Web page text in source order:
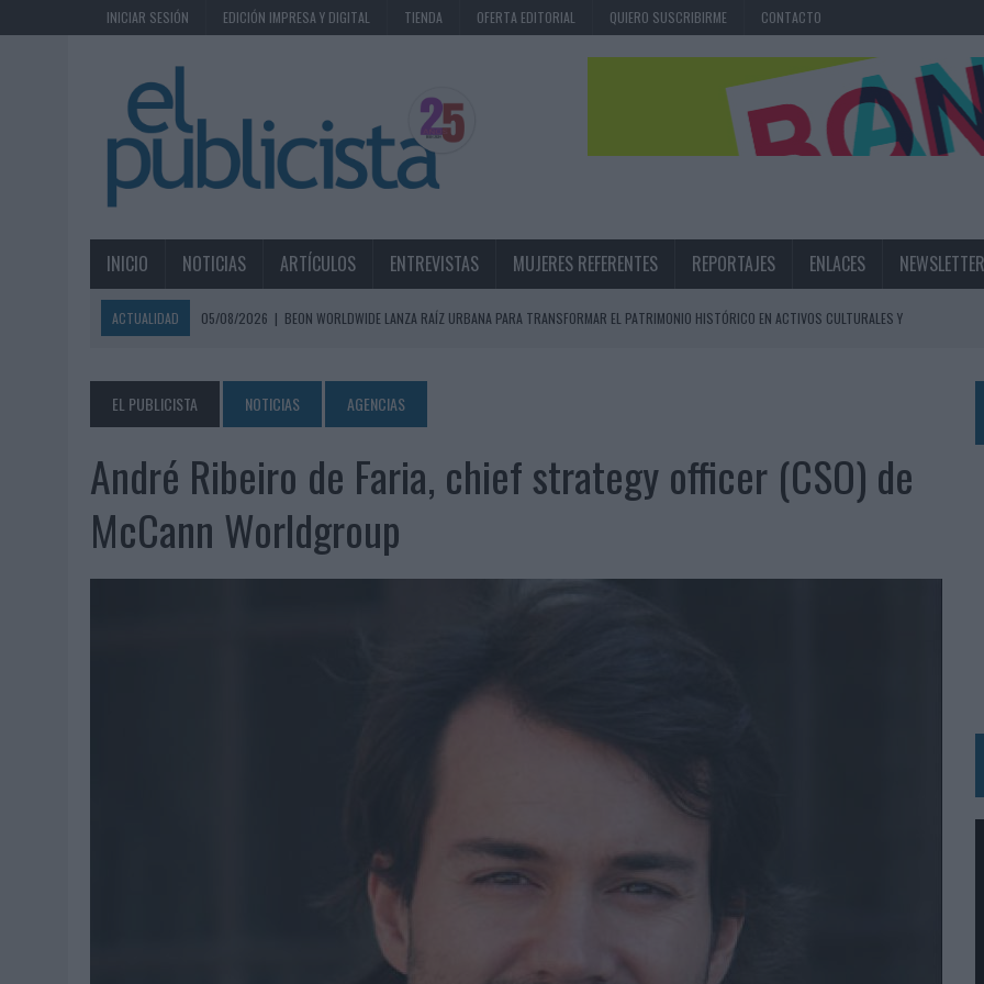
INICIAR SESIÓN EDICIÓN IMPRESA Y DIGITAL TIENDA OFERTA EDITORIAL QUIERO SUSCRIBIRME CONTACTO
INICIO NOTICIAS ARTÍCULOS ENTREVISTAS MUJERES REFERENTES REPORTAJES ENLACES NEWSLETTER
ACTUALIDAD 05/08/2026 | BEON WORLDWIDE LANZA RAÍZ URBANA PARA TRANSFORMAR EL PATRIMONIO HISTÓRICO EN ACTIVOS CULTURALES Y
05/08/2026 | LOPESAN HOTELS & RESORTS ACERCA EL PARAÍSO CANARIO EN SU ÚLTIMA CAMPAÑA INTERNACIONAL
05/08/2026
LUIS ARQUILLOS (BURGO DE ARIAS): “LA CONSTRUCCIÓN DE MARCA A LARGO PLAZO Y LA MEDICIÓN SON DOS CARAS DE LA MISMA
MONEDA”
04/08/2026
‘EL PARAÍSO MÁS CERCA’, DE 22GRADOS PARA LOPESAN HOTELS & RESORTS
AUDIBLE REIVINDICA EL PODER TRANSFORMADOR DEL AUDIO EN SU NUEVA CAMPAÑA GLOBAL DE MARCA
KFC CONVIERTE LOS UBER EN UN HOMENAJE AL UNIVERSO DE 'LOS SIMPSON'
BACK MARKET PONE A LA MADRE DE SU FUNDADOR COMO AVAL DE SU CALIDAD
PRESENTADO EL JURADO DE LOS PREMIOS DE MARKETING Y COMUNICACIÓN EN EL SECTOR ASEGURADOR 2026
‘FROZEN DUNKIN’ X CALIPPO®’, AUTOPRODUCCIÓN DE DUNKIN’
EL PUBLICISTA NOTICIAS AGENCIAS
André Ribeiro de Faria, chief strategy officer (CSO) de
McCann Worldgroup